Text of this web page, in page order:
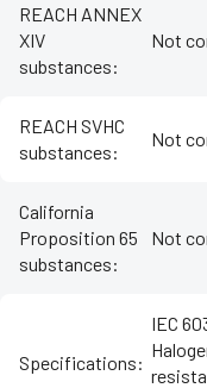
REACH ANNEX
XIV
substances:
Not
REACH SVHC
substances:
Not
California
Proposition 65
substances:
Not
Specifications:
IEC